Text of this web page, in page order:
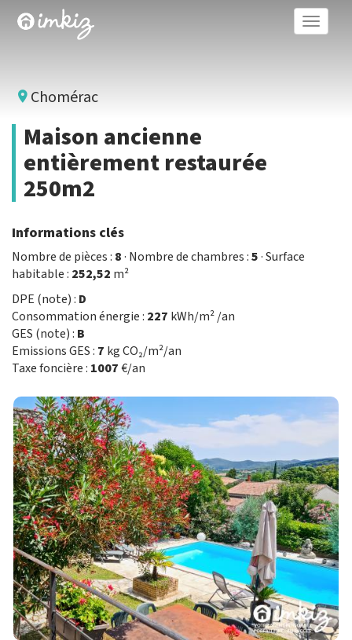
Toggle
Chomérac
Maison ancienne
entièrement restaurée
250m2
Informations clés
Nombre de pièces : 8· Nombre de chambres :5· Surface
habitable : 252,52 m²
DPE (note) : D
Consommation énergie : 227 kWh/m² /an
GES (note) : B
Emissions GES : 7 kg CO₂/m²/an
Taxe foncière : 1007€/an